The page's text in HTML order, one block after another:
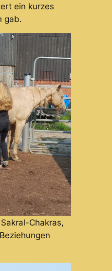
ein kurzes
gab.
Chakras,